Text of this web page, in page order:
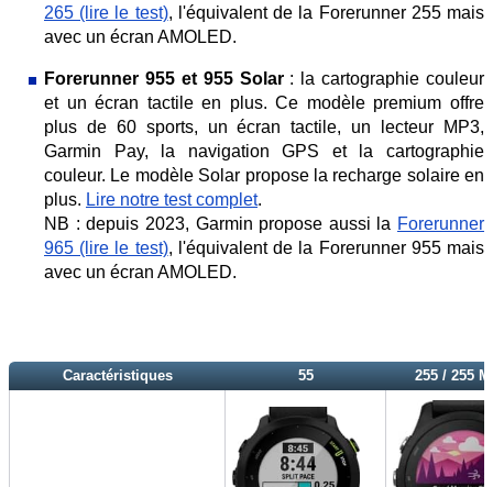
265 (lire le test), l'équivalent de la Forerunner 255 mais
avec un écran AMOLED.
Forerunner 955 et 955 Solar: la cartographie couleur
et un écran tactile en plus. Ce modèle premium offre
plus de 60 sports, un écran tactile, un lecteur MP3,
Garmin Pay, la navigation GPS et la cartographie
couleur. Le modèle Solar propose la recharge solaire en
plus. Lire notre test complet.
NB : depuis 2023, Garmin propose aussi la Forerunner
965 (lire le test), l'équivalent de la Forerunner 955 mais
avec un écran AMOLED.
Caractéristiques 55 255 / 255